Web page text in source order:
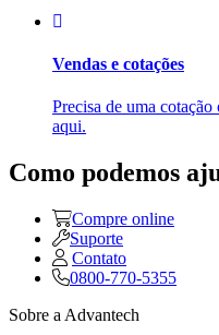
Vendas e cotações
Precisa de uma
aqui.
Como podemos
Compre online
Suporte
Contato
0800-770-5355
Sobre a Advantech